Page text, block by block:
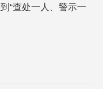
“查处一人、警示一